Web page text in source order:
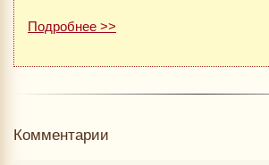
Подробнее >>
Комментарии